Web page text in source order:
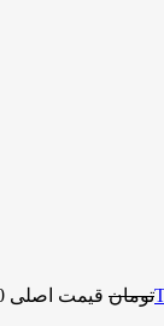
تومان قیمت اصلی 1,900,000تومان بود.